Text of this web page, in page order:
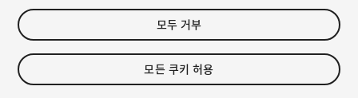
$8
모두 거부
모든 쿠키 허용